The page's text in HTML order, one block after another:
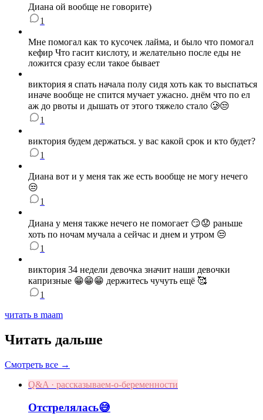
Диана ой вообще не говорите)
1
Мне помогал как то кусочек лайма, и было что помогал
кефир Что гасит кислоту, и желательно после еды не
ложится сразу если такое бывает
виктория я спать начала полу сидя хоть как то выспаться
иначе вообще не спится мучает ужасно. днём что по ел
аж до рвоты и дышать от этого тяжело стало 🥲😒
1
виктория будем держаться. у вас какой срок и кто будет?
1
Диана вот и у меня так же есть вообще не могу нечего
😒
1
Диана у меня также нечего не помогает 😏😟 раньше
хоть по ночам мучала а сейчас и днем и утром 😒
1
виктория 34 недели девочка значит наши девочки
капризные 😁😁😁 держитесь чучуть ещё 🥰
1
читать в maam
Читать дальше
Смотреть все →
Q&A · рассказываем-о-беременности
Отстрелялась😅